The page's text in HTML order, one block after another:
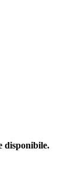
disponibile.